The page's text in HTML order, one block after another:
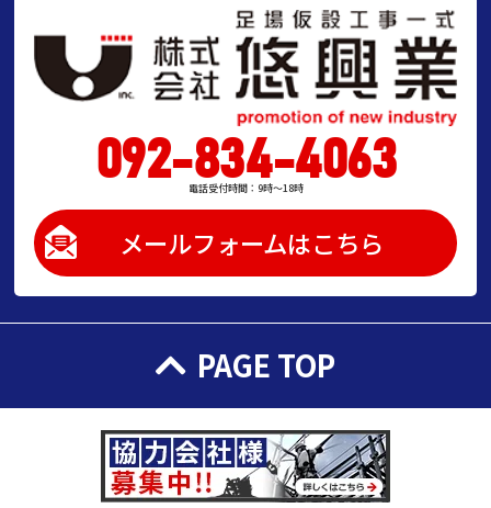
092-834-4063
電話受付時間：9時～18時
メールフォームはこちら
PAGE TOP